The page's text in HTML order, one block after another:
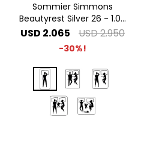
Sommier Simmons
Beautyrest Silver 26 - 1.00
x 2.00 1 Plaza Especial
USD 2.065 USD2.950
30